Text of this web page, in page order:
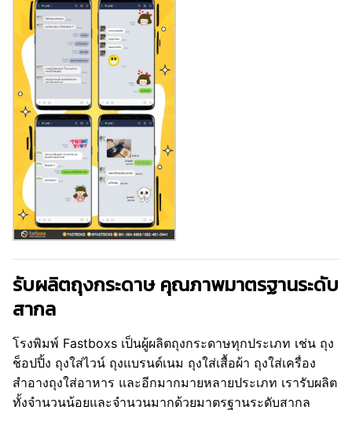
รับผลิตถุงกระดาษ คุณภาพมาตรฐานระดับ
สากล
โรงพิมพ์ Fastboxs เป็นผู้ผลิตถุงกระดาษทุกประเภท เช่น ถุง
ช็อปปิ้ง ถุงใส่ไวน์ ถุงแบรนด์เนม ถุงใส่เสื้อผ้า ถุงใส่เครื่อง
สำอางถุงใส่อาหาร และอีกมากมายหลายประเภท เรารับผลิต
ทั้งจำนวนน้อยและจำนวนมากด้วยมาตรฐานระดับสากล